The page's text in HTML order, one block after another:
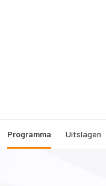
Programma Uitslagen